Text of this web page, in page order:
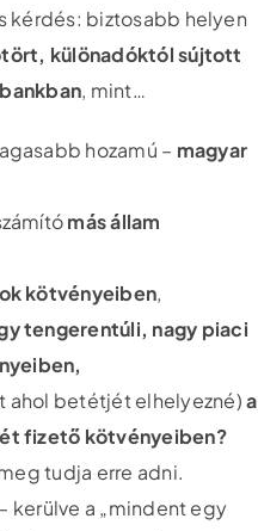
kérdés: biztosabb helyen
különadóktól sújtott
, mint…
hozamú – magyar
más állam
kötvényeiben,
tengerentúli, nagy piaci
ahol betétjét elhelyezné)a
fizető kötvényeiben?
tudja erre adni.
kerülve a „mindent egy